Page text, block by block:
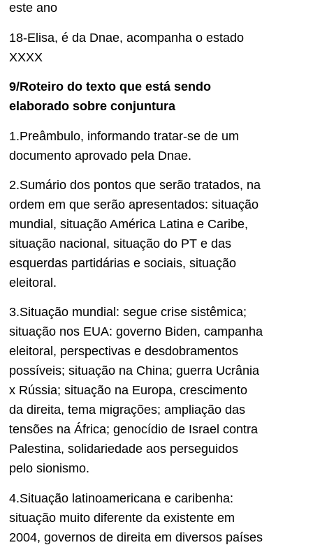
este ano
18-Elisa, é da Dnae, acompanha o estado
XXXX
9/Roteiro do texto que está sendo
elaborado sobre conjuntura
1.Preâmbulo, informando tratar-se de um
documento aprovado pela Dnae.
2.Sumário dos pontos que serão tratados, na
ordem em que serão apresentados: situação
mundial, situação América Latina e Caribe,
situação nacional, situação do PT e das
esquerdas partidárias e sociais, situação
eleitoral.
3.Situação mundial: segue crise sistêmica;
situação nos EUA: governo Biden, campanha
eleitoral, perspectivas e desdobramentos
possíveis; situação na China; guerra Ucrânia
x Rússia; situação na Europa, crescimento
da direita, tema migrações; ampliação das
tensões na África; genocídio de Israel contra
Palestina, solidariedade aos perseguidos
pelo sionismo.
4.Situação latinoamericana e caribenha:
situação muito diferente da existente em
2004, governos de direita em diversos países